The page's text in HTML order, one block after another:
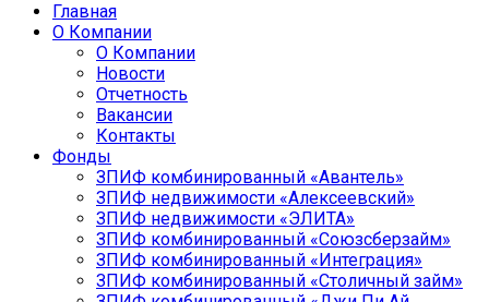
Главная
О Компании
О Компании
Новости
Отчетность
Вакансии
Контакты
Фонды
ЗПИФ комбинированный «Авантель»
ЗПИФ недвижимости «Алексеевский»
ЗПИФ недвижимости «ЭЛИТА»
ЗПИФ комбинированный «Союзсберзайм»
ЗПИФ комбинированный «Интеграция»
ЗПИФ комбинированный «Столичный займ»